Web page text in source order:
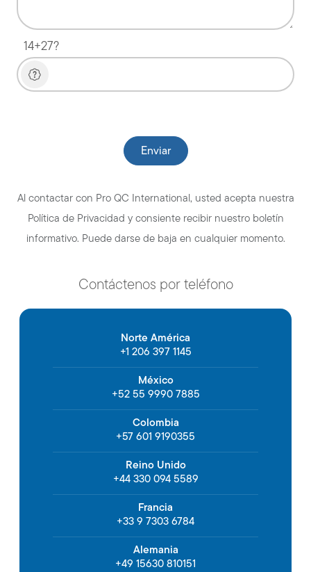
14+27?
Al contactar con Pro QC International, usted acepta nuestra
Política de Privacidad y consiente recibir nuestro boletín
informativo. Puede darse de baja en cualquier momento.
Contáctenos por teléfono
Norte América
+1 206 397 1145
México
+52 55 9990 7885
Colombia
+57 601 9190355
Reino Unido
+44 330 094 5589
Francia
+33 9 7303 6784
Alemania
+49 15630 810151